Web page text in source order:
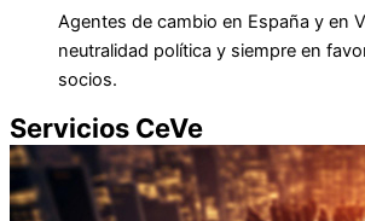
Agentes de cambio en España y en
neutralidad política y siempre en
socios.
Servicios CeVe